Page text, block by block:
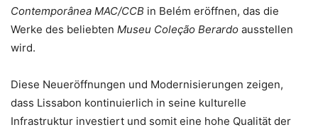
Contemporânea MAC/CCB in Belém eröffnen, das die
Werke des beliebten Museu Coleção Berardo ausstellen
wird.
Diese Neueröffnungen und Modernisierungen zeigen,
dass Lissabon kontinuierlich in seine kulturelle
Infrastruktur investiert und somit eine hohe Qualität der